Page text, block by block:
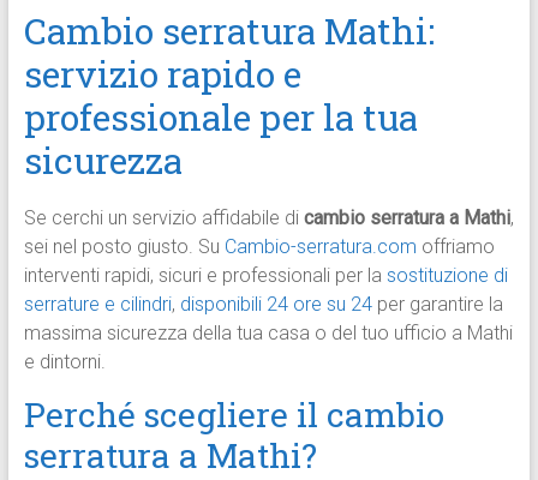
Cambio serratura Mathi:
servizio rapido e
professionale per la tua
sicurezza
Se cerchi un servizio affidabile di cambio serratura a Mathi,
sei nel posto giusto. Su Cambio-serratura.com offriamo
interventi rapidi, sicuri e professionali per la sostituzione di
serrature e cilindri, disponibili 24 ore su 24per garantire la
massima sicurezza della tua casa o del tuo ufficio a Mathi
e dintorni.
Perché scegliere il cambio
serratura a Mathi?